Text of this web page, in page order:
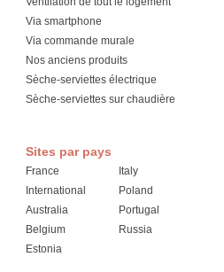
Via smartphone
Via commande murale
Nos anciens produits
Sèche-serviettes électrique
Sèche-serviettes sur chaudière
Sites par pays
France
International
Australia
Belgium
Estonia
Italy
Poland
Portugal
Russia